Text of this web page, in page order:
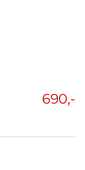
690,-